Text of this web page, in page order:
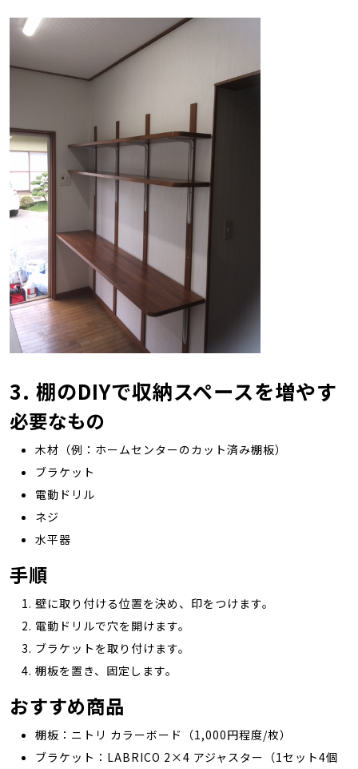
3. 棚のDIYで収納スペースを増やす
必要なもの
木材（例：ホームセンターのカット済み棚板）
ブラケット
電動ドリル
ネジ
水平器
手順
壁に取り付ける位置を決め、印をつけます。
電動ドリルで穴を開けます。
ブラケットを取り付けます。
棚板を置き、固定します。
おすすめ商品
棚板：ニトリ カラーボード（1,000円程度/枚）
ブラケット：LABRICO 2×4 アジャスター（1セット4個